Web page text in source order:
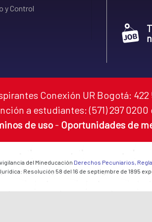
y Control
Conexión UR Bogotá: 422
a estudiantes: (571) 297 0200
de uso - Oportunidades de
del Mineducación Derechos Pecuniarios,
Resolución 58 del 16 de septiembre de 1895